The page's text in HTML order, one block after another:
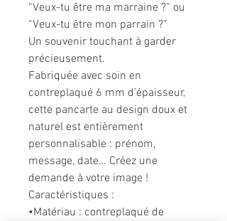
“Veux-tu être ma marraine ?” ou
“Veux-tu être mon parrain ?”
Un souvenir touchant à garder
précieusement.
Fabriquée avec soin en
contreplaqué 6 mm d’épaisseur,
cette pancarte au design doux et
naturel est entièrement
personnalisable : prénom,
message, date… Créez une
demande à votre image !
Caractéristiques :
•Matériau : contreplaqué de